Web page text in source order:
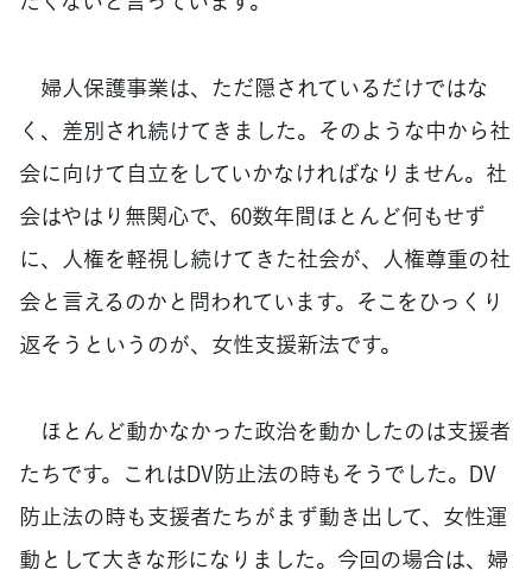
婦人保護事業は、ただ隠されているだけではな
く、差別され続けてきました。そのような中から社
会に向けて自立をしていかなければなりません。社
会はやはり無関心で、60数年間ほとんど何もせず
に、人権を軽視し続けてきた社会が、人権尊重の社
会と言えるのかと問われています。そこをひっくり
返そうというのが、女性支援新法です。
ほとんど動かなかった政治を動かしたのは支援者
たちです。これはDV防止法の時もそうでした。DV
防止法の時も支援者たちがまず動き出して、女性運
動として大きな形になりました。今回の場合は、婦